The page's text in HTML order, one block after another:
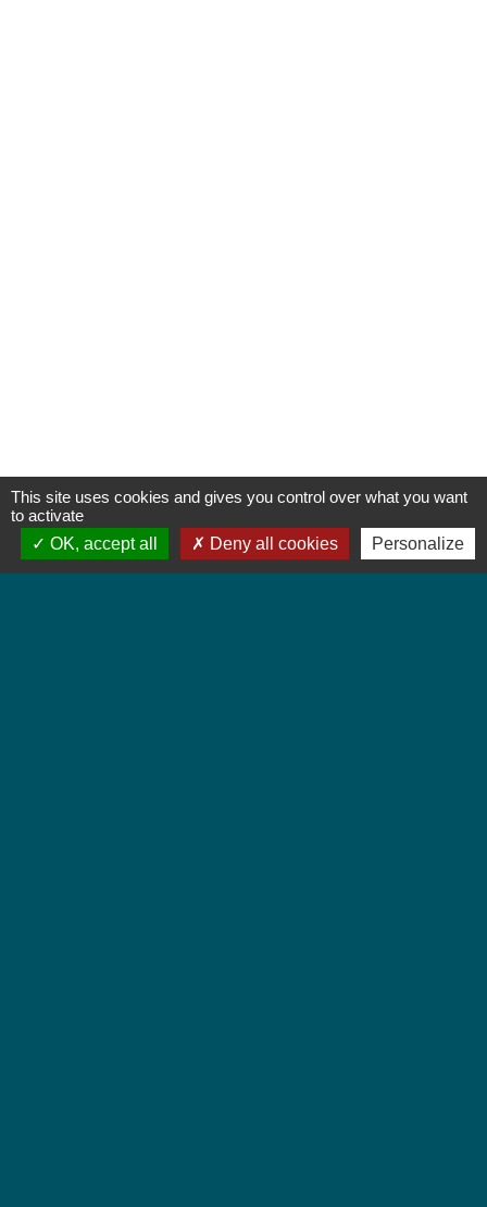
This site uses cookies and gives you control over what you want
to activate
OK, accept all
Deny all cookies Personalize